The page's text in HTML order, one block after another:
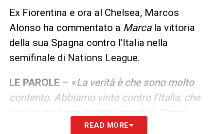
Ex Fiorentina e ora al Chelsea, Marcos
Alonso ha commentato a Marca la vittoria
della sua Spagna contro l’Italia nella
semifinale di Nations League.
LE PAROLE – «La verità è che sono molto
contento. Abbiamo vinto contro l’Italia, che
aveva una lunga striscia positiva. Siamo
stati superiori, abbiamo controllato la
READ MORE